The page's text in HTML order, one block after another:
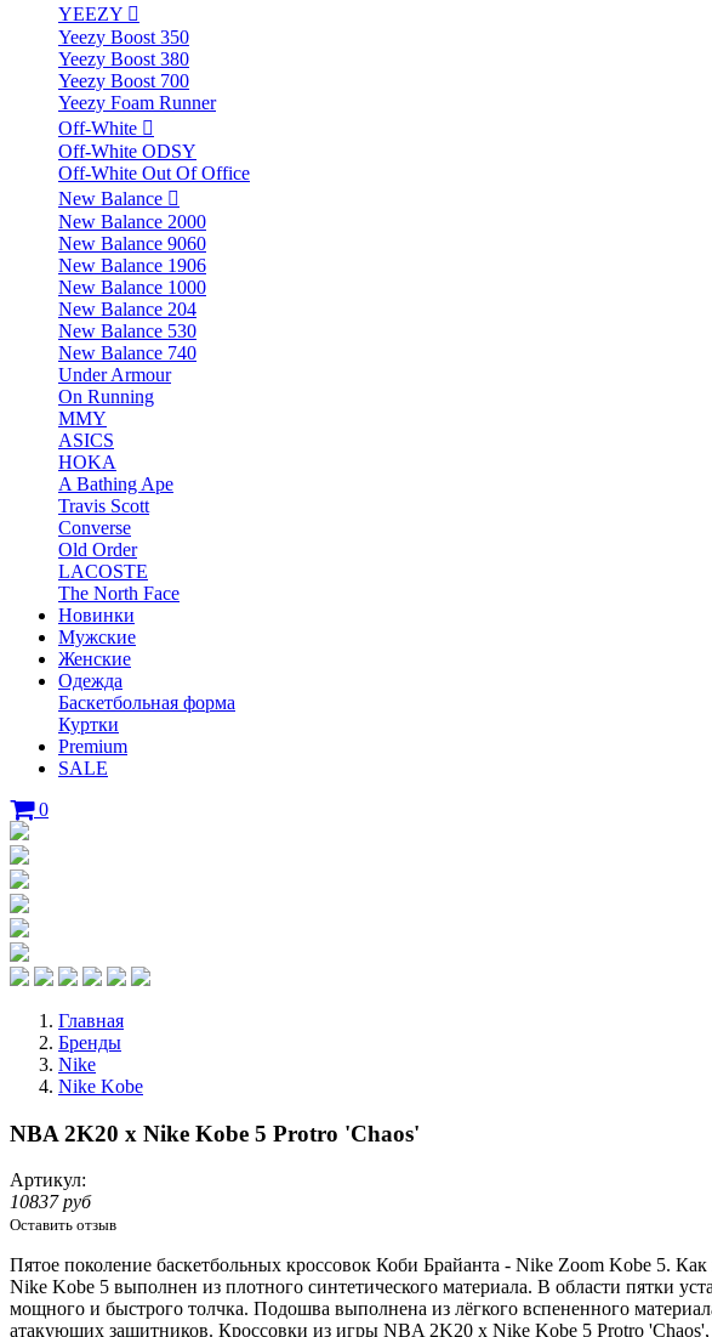
YEEZY
Yeezy Boost 350
Yeezy Boost 380
Yeezy Boost 700
Yeezy Foam Runner
Off-White
Off-White ODSY
Off-White Out Of Office
New Balance
New Balance 2000
New Balance 9060
New Balance 1906
New Balance 1000
New Balance 204
New Balance 530
New Balance 740
Under Armour
On Running
MMY
ASICS
HOKA
A Bathing Ape
Travis Scott
Converse
Old Order
LACOSTE
The North Face
Новинки
Мужские
Женские
Одежда
Баскетбольная форма
Куртки
Premium
SALE
0
Главная
Бренды
Nike
Nike Kobe
NBA 2K20 x Nike Kobe 5 Protro 'Chaos'
Артикул:
10837 руб
Оставить отзыв
Пятое поколение баскетбольных кроссовок Коби Брайанта - Nike Zoom Kobe 5. Как
Nike Kobe 5 выполнен из плотного синтетического материала. В области пятки
мощного и быстрого толчка. Подошва выполнена из лёгкого вспененного
атакующих защитников. Кроссовки из игры NBA 2K20 x Nike Kobe 5 Protro